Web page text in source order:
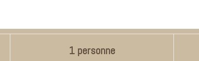
1 personne